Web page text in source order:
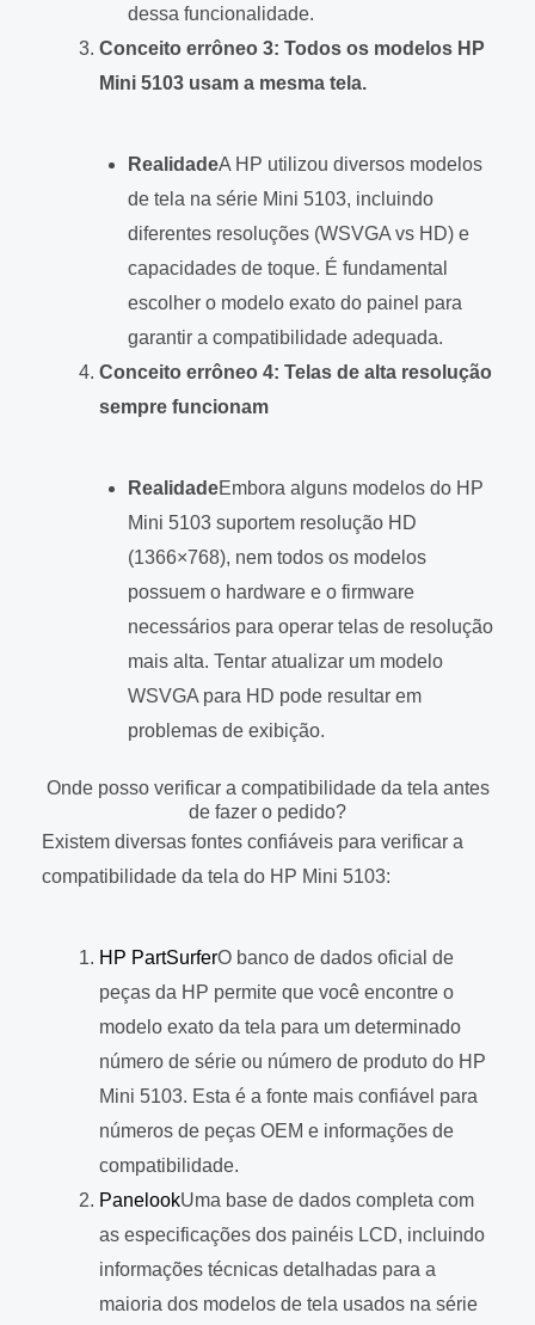
dessa funcionalidade.
Conceito errôneo 3: Todos os modelos HP
Mini 5103 usam a mesma tela.
RealidadeA HP utilizou diversos modelos
de tela na série Mini 5103, incluindo
diferentes resoluções (WSVGA vs HD) e
capacidades de toque. É fundamental
escolher o modelo exato do painel para
garantir a compatibilidade adequada.
Conceito errôneo 4: Telas de alta resolução
sempre funcionam
RealidadeEmbora alguns modelos do HP
Mini 5103 suportem resolução HD
(1366×768), nem todos os modelos
possuem o hardware e o firmware
necessários para operar telas de resolução
mais alta. Tentar atualizar um modelo
WSVGA para HD pode resultar em
problemas de exibição.
Onde posso verificar a compatibilidade da tela antes
de fazer o pedido?
Existem diversas fontes confiáveis para verificar a
compatibilidade da tela do HP Mini 5103:
HP PartSurferO banco de dados oficial de
peças da HP permite que você encontre o
modelo exato da tela para um determinado
número de série ou número de produto do HP
Mini 5103. Esta é a fonte mais confiável para
números de peças OEM e informações de
compatibilidade.
PanelookUma base de dados completa com
as especificações dos painéis LCD, incluindo
informações técnicas detalhadas para a
maioria dos modelos de tela usados na série